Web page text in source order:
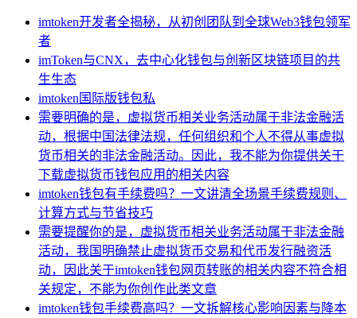
imtoken开发者全揭秘，从初创团队到全球Web3钱包领军
者
imToken与CNX，去中心化钱包与创新区块链项目的共
生生态
imtoken国际版钱包私
需要明确的是，虚拟货币相关业务活动属于非法金融活
动，根据中国法律法规，任何组织和个人不得从事虚拟
货币相关的非法金融活动。因此，我不能为你提供关于
下载虚拟货币钱包应用的相关内容
imtoken钱包有手续费吗？一文讲清全场景手续费规则、
计算方式与节省技巧
需要提醒你的是，虚拟货币相关业务活动属于非法金融
活动，我国明确禁止虚拟货币交易和代币发行融资活
动，因此关于imtoken钱包网页转账的相关内容不符合相
关规定，不能为你创作此类文章
imtoken钱包手续费高吗？一文拆解核心影响因素与降本